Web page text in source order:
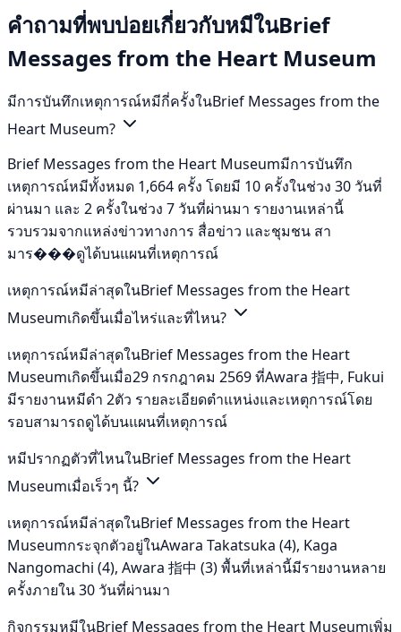
คำถามที่พบบ่อยเกี่ยวกับหมีในBrief
Messages from the Heart Museum
มีการบันทึกเหตุการณ์หมีกี่ครั้งในBrief Messages from the
Heart Museum?
Brief Messages from the Heart Museumมีการบันทึก
เหตุการณ์หมีทั้งหมด 1,664 ครั้ง โดยมี 10 ครั้งในช่วง 30 วันที่
ผ่านมา และ 2 ครั้งในช่วง 7 วันที่ผ่านมา รายงานเหล่านี้
รวบรวมจากแหล่งข่าวทางการ สื่อข่าว และชุมชน สา
มาร���ดูได้บนแผนที่เหตุการณ์
เหตุการณ์หมีล่าสุดในBrief Messages from the Heart
Museumเกิดขึ้นเมื่อไหร่และที่ไหน?
เหตุการณ์หมีล่าสุดในBrief Messages from the Heart
Museumเกิดขึ้นเมื่อ29 กรกฎาคม 2569 ที่Awara 指中, Fukui
มีรายงานหมีดำ 2ตัว รายละเอียดตำแหน่งและเหตุการณ์โดย
รอบสามารถดูได้บนแผนที่เหตุการณ์
หมีปรากฏตัวที่ไหนในBrief Messages from the Heart
Museumเมื่อเร็วๆ นี้?
เหตุการณ์หมีล่าสุดในBrief Messages from the Heart
Museumกระจุกตัวอยู่ในAwara Takatsuka (4), Kaga
Nangomachi (4), Awara 指中 (3) พื้นที่เหล่านี้มีรายงานหลาย
ครั้งภายใน 30 วันที่ผ่านมา
กิจกรรมหมีในBrief Messages from the Heart Museumเพิ่ม